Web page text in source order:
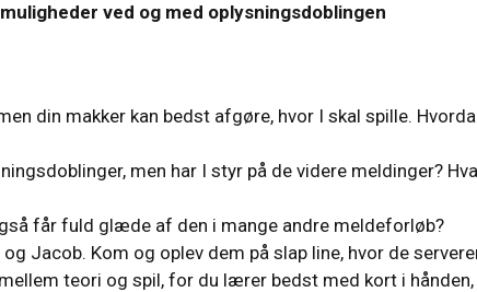
ved og med oplysningsdoblingen
din makker kan bedst afgøre, hvor I skal spille.
men har I styr på de videre meldinger?
får fuld glæde af den i mange andre meldeforløb?
Jacob. Kom og oplev dem på slap line, hvor de
teori og spil, for du lærer bedst med kort i hånden,